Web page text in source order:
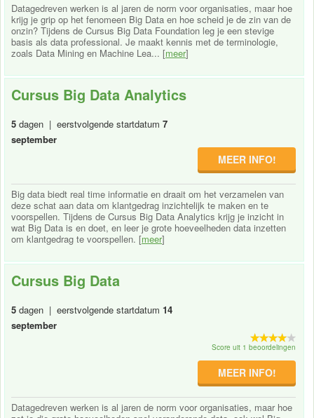
Datagedreven werken is al jaren de norm voor organisaties, maar hoe
krijg je grip op het fenomeen Big Data en hoe scheid je de zin van de
onzin? Tijdens de Cursus Big Data Foundation leg je een stevige
basis als data professional. Je maakt kennis met de terminologie,
zoals Data Mining en Machine Lea... [meer]
Cursus Big Data Analytics
5 dagen | eerstvolgende startdatum 7
september
MEER INFO!
Big data biedt real time informatie en draait om het verzamelen van
deze schat aan data om klantgedrag inzichtelijk te maken en te
voorspellen. Tijdens de Cursus Big Data Analytics krijg je inzicht in
wat Big Data is en doet, en leer je grote hoeveelheden data inzetten
om klantgedrag te voorspellen. [meer]
Cursus Big Data
5 dagen | eerstvolgende startdatum 14
september
Score uit 1 beoordelingen
MEER INFO!
Datagedreven werken is al jaren de norm voor organisaties, maar hoe